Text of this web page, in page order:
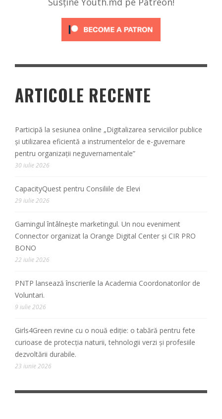
ARTICOLE RECENTE
Participă la sesiunea online „Digitalizarea serviciilor publice
și utilizarea eficientă a instrumentelor de e-guvernare
pentru organizații neguvernamentale”
30 iulie 2026
CapacityQuest pentru Consiliile de Elevi
29 iulie 2026
Gamingul întâlnește marketingul. Un nou eveniment
Connector organizat la Orange Digital Center și CIR PRO
BONO
22 iulie 2026
PNTP lansează înscrierile la Academia Coordonatorilor de
Voluntari.
9 iulie 2026
Girls4Green revine cu o nouă ediție: o tabără pentru fete
curioase de protecția naturii, tehnologii verzi și profesiile
dezvoltării durabile.
23 iunie 2026